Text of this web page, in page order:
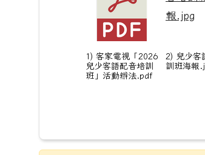
1) 客家電視「2026
兒少客語配音培訓
班」活動辦法.pdf
2) 兒少客
訓班海報